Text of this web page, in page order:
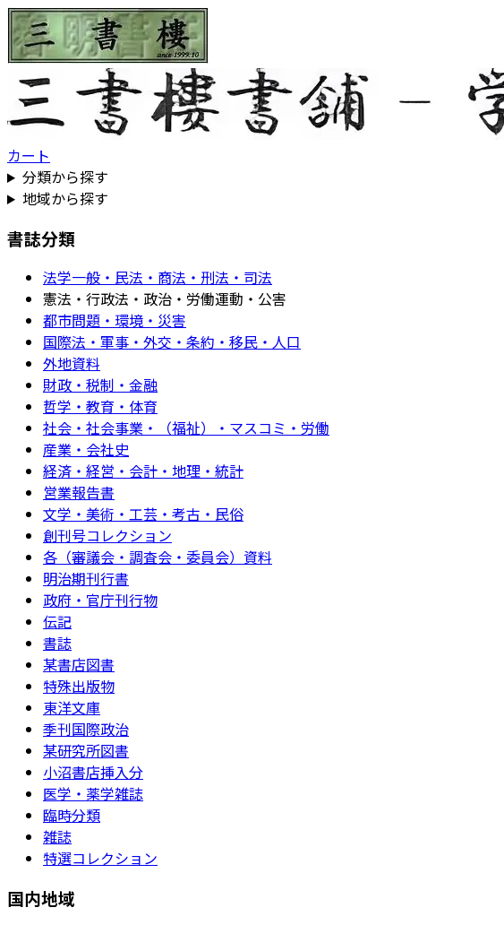
カート
分類から探す
地域から探す
書誌分類
法学一般・民法・商法・刑法・司法
憲法・行政法・政治・労働運動・公害
都市問題・環境・災害
国際法・軍事・外交・条約・移民・人口
外地資料
財政・税制・金融
哲学・教育・体育
社会・社会事業・（福祉）・マスコミ・労働
産業・会社史
経済・経営・会計・地理・統計
営業報告書
文学・美術・工芸・考古・民俗
創刊号コレクション
各（審議会・調査会・委員会）資料
明治期刊行書
政府・官庁刊行物
伝記
書誌
某書店図書
特殊出版物
東洋文庫
季刊国際政治
某研究所図書
小沼書店挿入分
医学・薬学雑誌
臨時分類
雑誌
特選コレクション
国内地域